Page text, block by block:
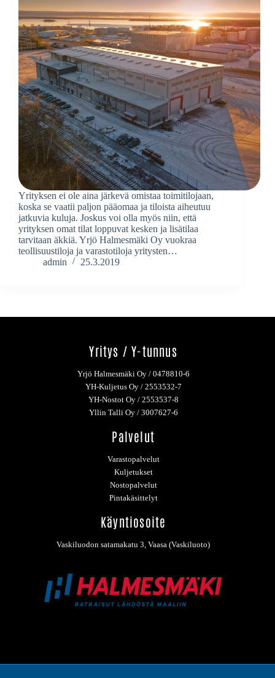
Yrityksen ei ole aina järkevä omistaa toimitilojaan,
koska se vaatii paljon pääomaa ja tiloista aiheutuu
jatkuvia kuluja. Joskus voi olla myös niin, että
yrityksen omat tilat loppuvat kesken ja lisätilaa
tarvitaan äkkiä. Yrjö Halmesmäki Oy vuokraa
teollisuustiloja ja varastotiloja yritysten…
admin
25.3.2019
Yritys / Y-tunnus
Yrjö Halmesmäki Oy / 0478810-6
YH-Kuljetus Oy / 2553532-7
YH-Nostot Oy / 2553537-8
Yllin Talli Oy / 3007627-6
Palvelut
Varastopalvelut
Kuljetukset
Nostopalvelut
Pintakäsittelyt
Käyntiosoite
Vaskiluodon satamakatu 3, Vaasa (Vaskiluoto)